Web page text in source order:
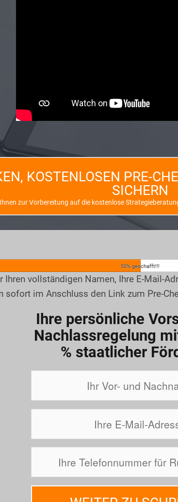
KOSTENLOSEN PRE-
SICHERN
zur Vorbereitung auf die kostenlose
50% geschafft!!!
Ihren vollständigen Namen, Ihre E-Mail-
sofort im Anschluss den Link zum Pre-
Ihre persönliche
Nachlassregelung
% staatlicher